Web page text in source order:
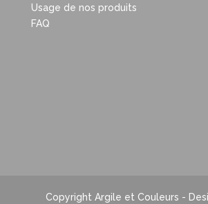
Usage de nos produits
FAQ
Copyright Argile et Couleurs -